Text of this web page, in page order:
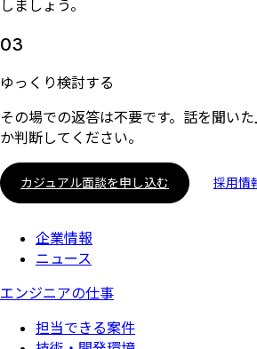
しましょう。
03
ゆっくり検討する
その場での返答は不要です。話を聞い
か判断してください。
カジュアル面談を申し込む 採用情
企業情報
ニュース
エンジニアの仕事
担当できる案件